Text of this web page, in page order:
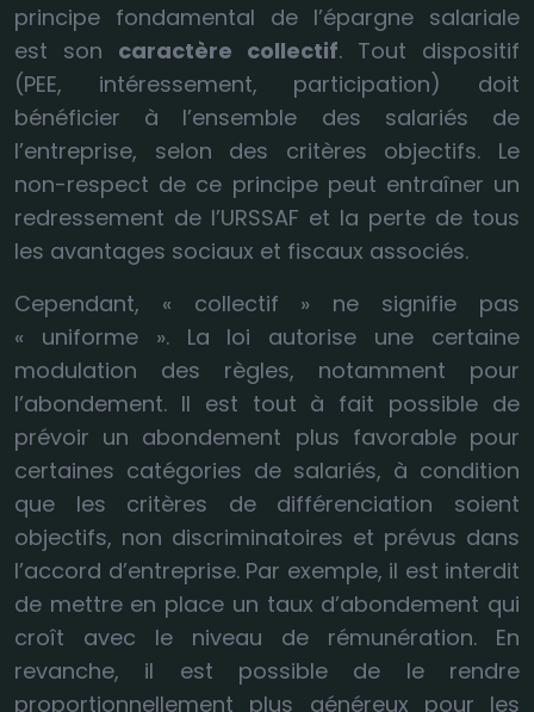
principe fondamental de l’épargne salariale
est son caractère collectif. Tout dispositif
(PEE, intéressement, participation) doit
bénéficier à l’ensemble des salariés de
l’entreprise, selon des critères objectifs. Le
non-respect de ce principe peut entraîner un
redressement de l’URSSAF et la perte de tous
les avantages sociaux et fiscaux associés.
Cependant, « collectif » ne signifie pas
« uniforme ». La loi autorise une certaine
modulation des règles, notamment pour
l’abondement. Il est tout à fait possible de
prévoir un abondement plus favorable pour
certaines catégories de salariés, à condition
que les critères de différenciation soient
objectifs, non discriminatoires et prévus dans
l’accord d’entreprise. Par exemple, il est interdit
de mettre en place un taux d’abondement qui
croît avec le niveau de rémunération. En
revanche, il est possible de le rendre
proportionnellement plus généreux pour les